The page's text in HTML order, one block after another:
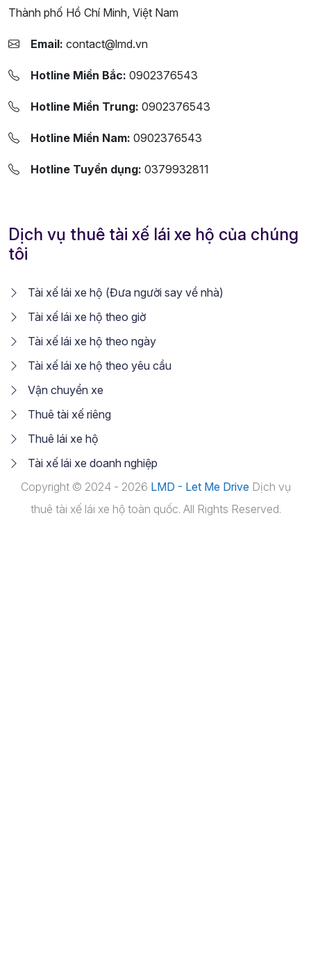
Thành phố Hồ Chí Minh, Việt Nam
Email: contact@lmd.vn
Hotline Miền Bắc: 0902376543
Hotline Miền Trung: 0902376543
Hotline Miền Nam: 0902376543
Hotline Tuyển dụng: 0379932811
Dịch vụ thuê tài xế lái xe hộ của chúng
tôi
Tài xế lái xe hộ (Đưa người say về nhà)
Tài xế lái xe hộ theo giờ
Tài xế lái xe hộ theo ngày
Tài xế lái xe hộ theo yêu cầu
Vận chuyển xe
Thuê tài xế riêng
Thuê lái xe hộ
Tài xế lái xe doanh nghiệp
Copyright © 2024 - 2026 LMD - Let Me Drive Dịch vụ
thuê tài xế lái xe hộ toàn quốc. All Rights Reserved.